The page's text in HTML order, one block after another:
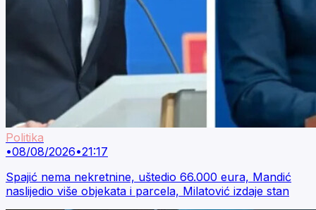
Politika
•08/08/2026•21:17
Spajić nema nekretnine, uštedio 66.000 eura, Mandić
naslijedio više objekata i parcela, Milatović izdaje stan